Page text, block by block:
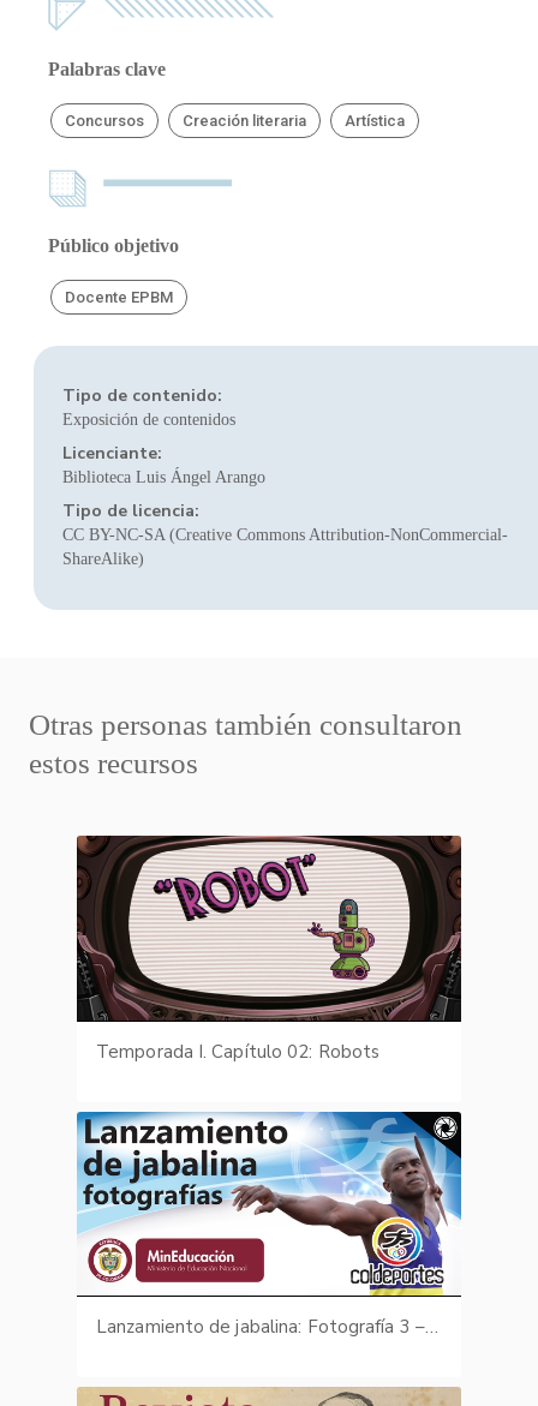
Palabras clave
Concursos Creación literaria Artística
Público objetivo
Docente EPBM
Tipo de contenido:
Exposición de contenidos
Licenciante:
Biblioteca Luis Ángel Arango
Tipo de licencia:
CC BY-NC-SA (Creative Commons Attribution-NonCommercial-
ShareAlike)
Otras personas también consultaron
estos recursos
Temporada I. Capítulo 02: Robots
Lanzamiento de jabalina: Fotografía 3 – Desarrollo de la técnica